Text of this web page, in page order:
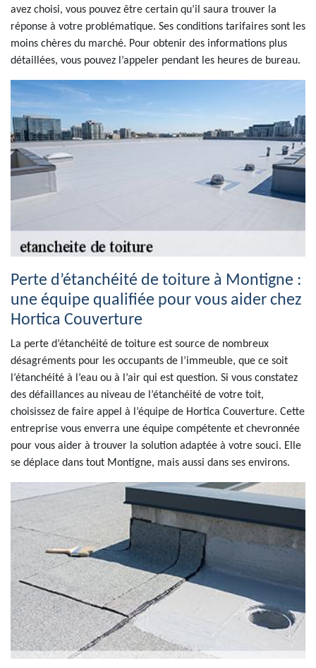
avez choisi, vous pouvez être certain qu’il saura trouver la
réponse à votre problématique. Ses conditions tarifaires sont les
moins chères du marché. Pour obtenir des informations plus
détaillées, vous pouvez l’appeler pendant les heures de bureau.
Perte d’étanchéité de toiture à Montigne :
une équipe qualifiée pour vous aider chez
Hortica Couverture
La perte d’étanchéité de toiture est source de nombreux
désagréments pour les occupants de l’immeuble, que ce soit
l’étanchéité à l’eau ou à l’air qui est question. Si vous constatez
des défaillances au niveau de l’étanchéité de votre toit,
choisissez de faire appel à l’équipe de Hortica Couverture. Cette
entreprise vous enverra une équipe compétente et chevronnée
pour vous aider à trouver la solution adaptée à votre souci. Elle
se déplace dans tout Montigne, mais aussi dans ses environs.